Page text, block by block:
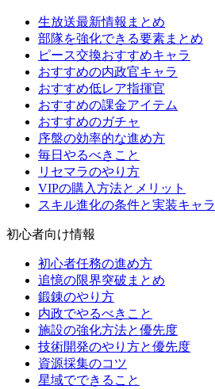
生放送最新情報まとめ
部隊を強化できる要素まとめ
ピース交換おすすめキャラ
おすすめの内政官キャラ
おすすめ低レア指揮官
おすすめの課金アイテム
おすすめのガチャ
序盤の効率的な進め方
毎日やるべきこと
リセマラのやり方
VIPの購入方法とメリット
スキル進化の条件と実装キャラ
初心者向け情報
初心者任務の進め方
追憶の限界突破まとめ
鍛錬のやり方
内政でやるべきこと
施設の強化方法と優先度
技術開発のやり方と優先度
資源採集のコツ
星域でできること